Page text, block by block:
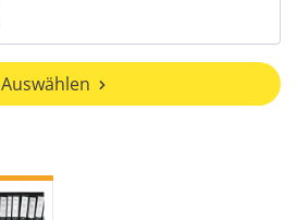
Auswählen